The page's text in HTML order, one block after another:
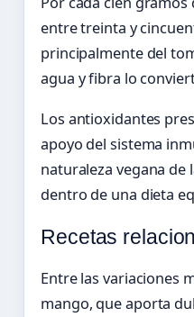
entre treinta y
principalmente del
agua y fibra lo
Los antioxidantes
apoyo del sistema
naturaleza vegana de
dentro de una dieta
Recetas
Entre las variaciones
mango, que aporta